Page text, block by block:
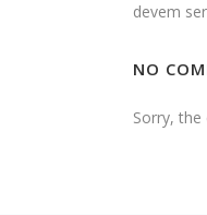
devem
NO
Sorry,